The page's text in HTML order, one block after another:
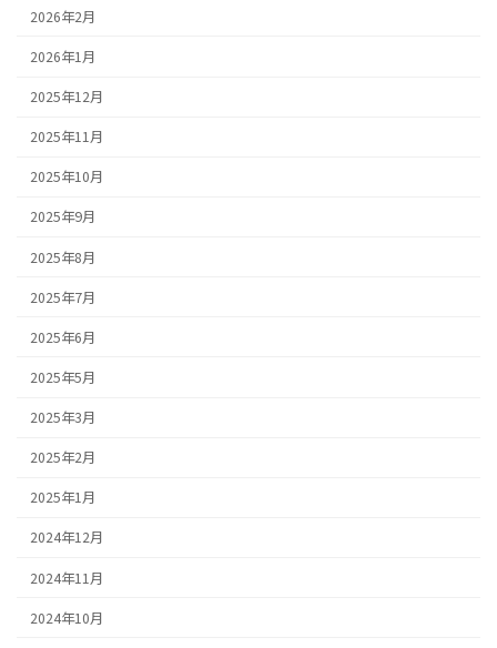
2026年2月
2026年1月
2025年12月
2025年11月
2025年10月
2025年9月
2025年8月
2025年7月
2025年6月
2025年5月
2025年3月
2025年2月
2025年1月
2024年12月
2024年11月
2024年10月